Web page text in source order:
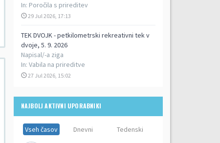
In: Poročila s prireditev
29 Jul 2026, 17:13
TEK DVOJK - petkilometrski rekreativni tek v
dvoje, 5. 9. 2026
Napisal/-a ziga
In: Vabila na prireditve
27 Jul 2026, 15:02
NAJBOLJ AKTIVNI UPORABNIKI
Vseh časov Dnevni Tedenski